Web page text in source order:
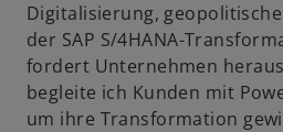
Digitalisierung,
der SAP S/4HANA-
fordert Unternehmen
begleite ich Kunden mit
um ihre Transformation